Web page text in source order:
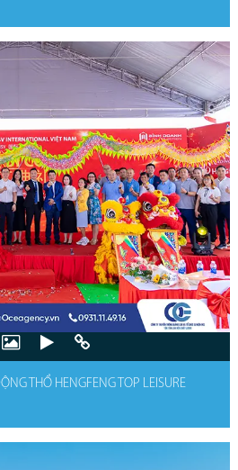
THỔ HENGFENG TOP LEISURE